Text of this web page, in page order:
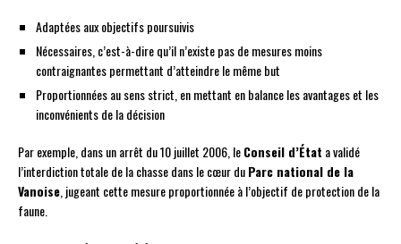
Adaptées aux objectifs poursuivis
Nécessaires, c’est-à-dire qu’il n’existe pas de mesures moins
contraignantes permettant d’atteindre le même but
Proportionnées au sens strict, en mettant en balance les avantages et les
inconvénients de la décision
Par exemple, dans un arrêt du 10 juillet 2006, leConseil d’État a validé
l’interdiction totale de la chasse dans le cœur duParc national de la
Vanoise , jugeant cette mesure proportionnée à l’objectif de protection de la
faune.